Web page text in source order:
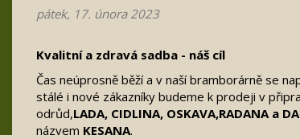
pátek, 17. února 2023
Kvalitní a zdravá sadba - náš cíl
Čas neúprosně běží a v naší bramborárně se
stálé i nové zákazníky budeme k prodeji v
odrůd,LADA, CIDLINA, OSKAVA,RADANA a
názvem KESANA.